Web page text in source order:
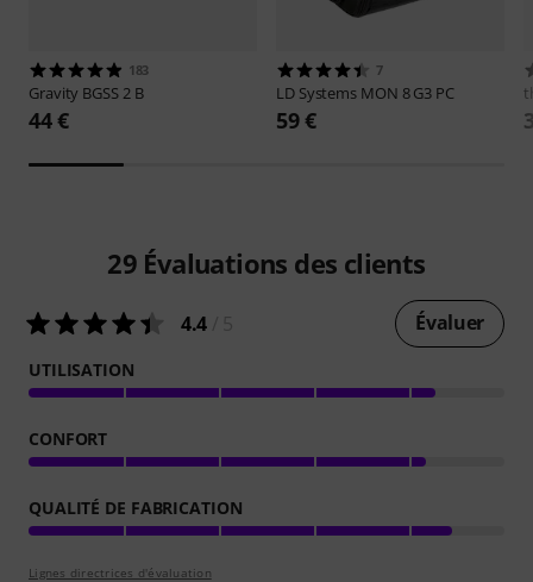
183
Gravity BGSS 2 B
44 €
7
LD Systems MON 8 G3 PC
59 €
29 Évaluations des clients
4.4 Évaluer
UTILISATION
CONFORT
QUALITÉ DE FABRICATION
Lignes directrices d'évaluation